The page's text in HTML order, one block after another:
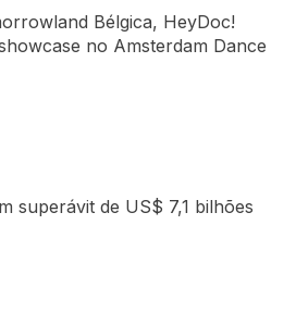
Bélgica, HeyDoc!
no Amsterdam Dance
superávit de US$ 7,1 bilhões